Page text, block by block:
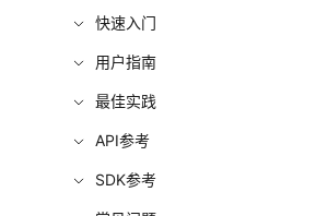
快速入门
用户指南
最佳实践
API参考
SDK参考